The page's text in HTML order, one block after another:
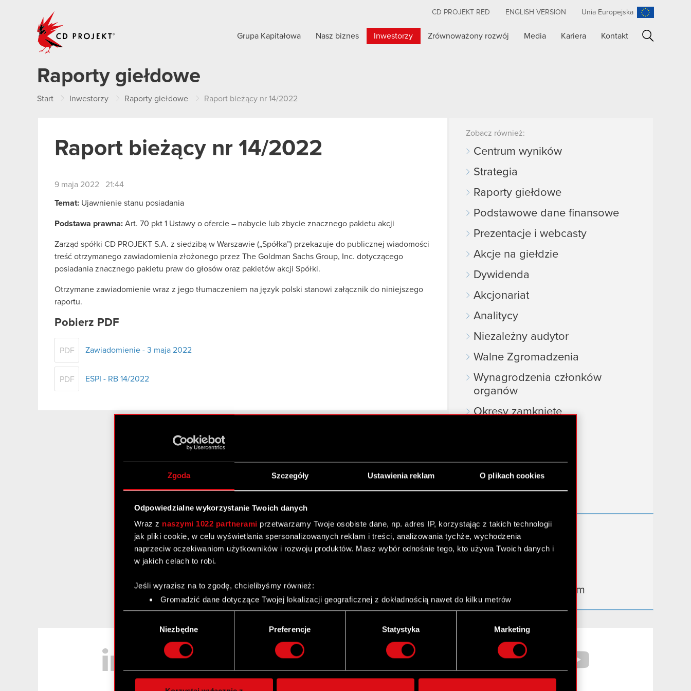
Zgoda Szczegóły Ustawienia reklam O plikach cookies
Odpowiedzialne wykorzystanie Twoich danych
Wraz z naszymi 1022 partnerami przetwarzamy Twoje osobiste dane, np. adres IP, korzystając z takich technologii
jak pliki cookie, w celu wyświetlania spersonalizowanych reklam i treści, analizowania tychże, wychodzenia
naprzeciw oczekiwaniom użytkowników i rozwoju produktów. Masz wybór odnośnie tego, kto używa Twoich danych i
w jakich celach to robi.
Jeśli wyrazisz na to zgodę, chcielibyśmy również:
Gromadzić dane dotyczące Twojej lokalizacji geograficznej z dokładnością nawet do kilku metrów
Identyfikować Twoje urządzenie, aktywnie analizując charakteryzującego je zbiory danych (fingerprinting,
Dowiedz się więcej odnośnie tego, jak Twoje osobiste dane są przetwarzane oraz ustaw własne preferencje w
szczegółów . W Deklaracji plików cookie możesz zmienić lub wycofać swoją zgodę w dowolnej chwili.
Wykorzystujemy pliki cookie do spersonalizowania treści i reklam, aby oferować funkcje społecznościowe i
Niezbędne Preferencje Statystyka Marketing
CD PROJEKT RED ENGLISH VERSION Unia Europejska
Grupa Kapitałowa Nasz biznes Inwestorzy Zrównoważony rozwój Media Kariera Kontakt
Raporty giełdowe
Start Inwestorzy Raporty giełdowe Raport bieżący nr 14/2022
Raport bieżący nr 14/2022
9 maja 2022 21:44
Temat: Ujawnienie stanu posiadania
Podstawa prawna: Art. 70 pkt 1 Ustawy o ofercie – nabycie lub zbycie znacznego pakietu akcji
Zarząd spółki CD PROJEKT S.A. z siedzibą w Warszawie („Spółka”) przekazuje do publicznej wiadomości
treść otrzymanego zawiadomienia złożonego przez The Goldman Sachs Group, Inc. dotyczącego
posiadania znacznego pakietu praw do głosów oraz pakietów akcji Spółki.
Otrzymane zawiadomienie wraz z jego tłumaczeniem na język polski stanowi załącznik do niniejszego
raportu.
Pobierz PDF
PDF Zawiadomienie - 3 maja 2022
PDF ESPI - RB 14/2022
Zobacz również:
Centrum wyników
Strategia
Raporty giełdowe
Podstawowe dane finansowe
Prezentacje i webcasty
Akcje na giełdzie
Dywidenda
Akcjonariat
Analitycy
Niezależny audytor
Walne Zgromadzenia
Wynagrodzenia członków
organów
Okresy zamknięte
Przydatne linki
Kontakt IR
Dowiedz się więcej:
thewitcher.com
gear.cdprojektred.com
Facebook